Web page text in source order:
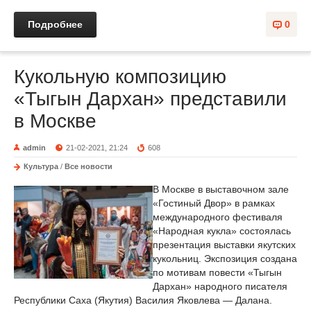
0
Подробнее
Кукольную композицию
«Тыгын Дархан» представили
в Москве
admin 21-02-2021, 21:24 608
Культура / Все новости
В Москве в выставочном зале
«Гостиный Двор» в рамках
международного фестиваля
«Народная кукла» состоялась
презентация выставки якутских
кукольниц. Экспозиция создана
по мотивам повести «Тыгын
Дархан» народного писателя
Республики Саха (Якутия) Василия Яковлева — Далана.